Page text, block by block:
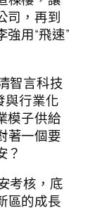
司，再到
用“飛速”
智言科技
與行業化
模子供給
著一個要
？
考核，底
區的成長